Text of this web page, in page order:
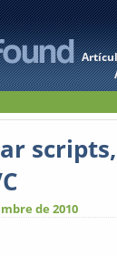
de 2010